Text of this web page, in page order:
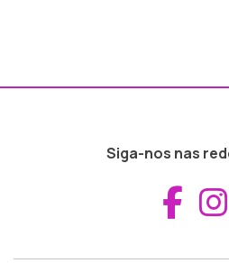
Siga-nos nas